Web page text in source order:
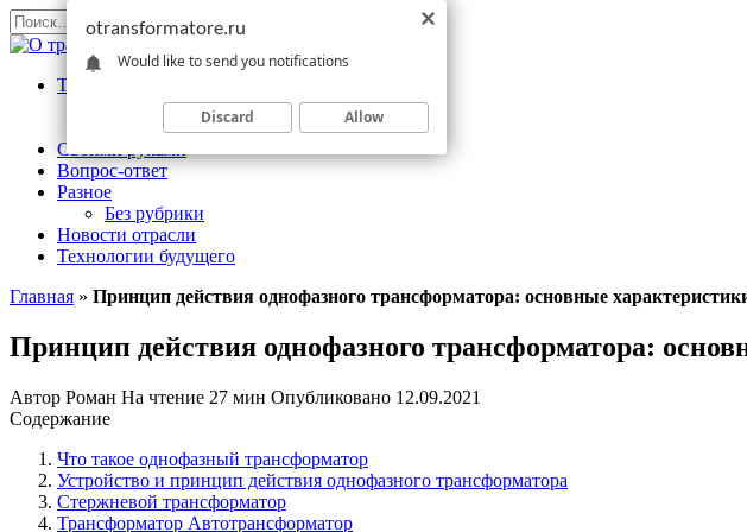
Перейти
к
содержанию
Search
for:
Трансформаторы
Измерительный
Силовой
Своими руками
Вопрос-ответ
Разное
Без рубрики
Новости отрасли
Технологии будущего
Главная » Принцип действия однофазного трансформатора: основные
Принцип действия однофазного трансформатора:
Автор Роман На чтение 27 мин Опубликовано 12.09.2021
Содержание
Что такое однофазный трансформатор
Устройство и принцип действия однофазного трансформатора
Стержневой трансформатор
Трансформатор Автотрансформатор
otransformatore.ru
Would like to send you notifications
Discard Allow